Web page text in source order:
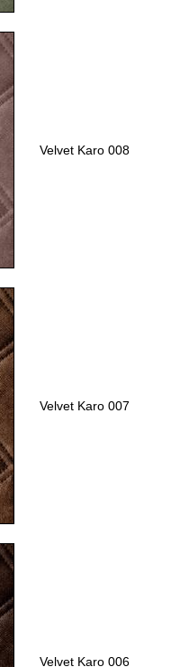
Velvet Karo 008
Velvet Karo 007
Velvet Karo 006